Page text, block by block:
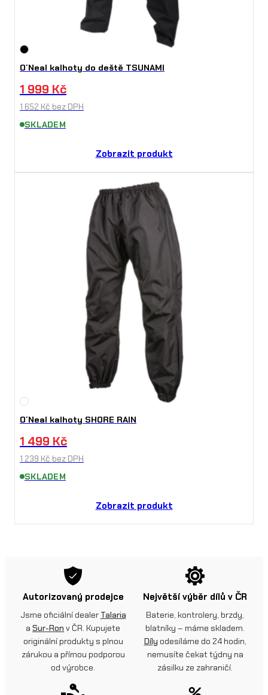
O´Neal kalhoty do deště TSUNAMI
1 999 Kč
1 652 Kč bez DPH
SKLADEM
Zobrazit produkt
O´Neal kalhoty SHORE RAIN
1 499 Kč
1 239 Kč bez DPH
SKLADEM
Zobrazit produkt
Autorizovaný prodejce
Jsme oficiální dealer Talaria
a Sur-Ron v ČR. Kupujete
originální produkty s plnou
zárukou a přímou podporou
od výrobce.
Největší výběr dílů v ČR
Baterie, kontrolery, brzdy,
blatníky – máme skladem.
Díly odesíláme do 24 hodin,
nemusíte čekat týdny na
zásilku ze zahraničí.